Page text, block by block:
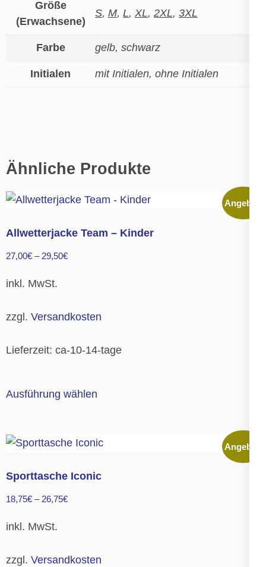
Größe
(Erwachsene)
S, M, L, XL, 2XL, 3XL
Farbe gelb, schwarz
Initialen mit Initialen, ohne Initialen
Ähnliche Produkte
Angebot!
Allwetterjacke Team – Kinder
27,00€ – 29,50€
inkl. MwSt.
zzgl. Versandkosten
Lieferzeit: ca-10-14-tage
Ausführung wählen
der
Angebot!
Sporttasche Iconic
18,75€ – 26,75€
inkl. MwSt.
zzgl. Versandkosten